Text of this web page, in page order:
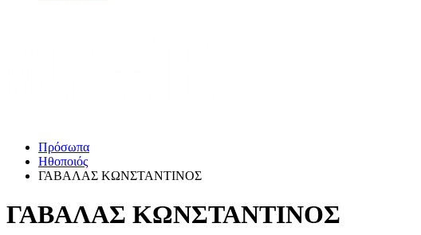
Πρόσωπα
Ηθοποιός
ΓΑΒΑΛΑΣ ΚΩΝΣΤΑΝΤΙΝΟΣ
ΓΑΒΑΛΑΣ ΚΩΝΣΤΑΝΤΙΝΟΣ